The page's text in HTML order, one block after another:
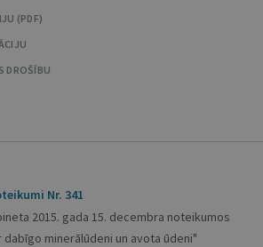
(PDF)
DROŠĪBU
Nr. 341
2015. gada 15. decembra noteikumos
dabīgo minerālūdeni un avota ūdeni"